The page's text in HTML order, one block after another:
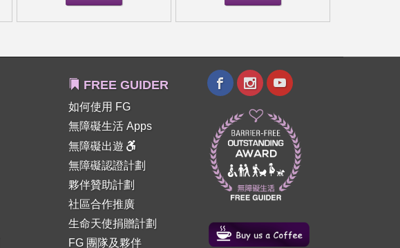
FREE GUIDER
如何使用 FG
無障礙生活 Apps
無障礙出遊
無障礙認證計劃
夥伴贊助計劃
社區合作推廣
生命天使捐贈計劃
FG 團隊及夥伴